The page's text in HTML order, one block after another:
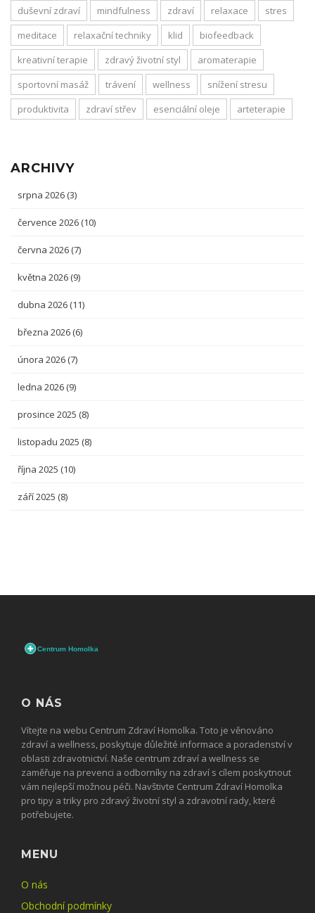
duševní zdraví mindfulness zdraví relaxace
stres
meditace
relaxační techniky klid
biofeedback
kreativní terapie
zdravý životní styl
aromaterapie
sportovní masáž
trávení wellness
snížení stresu
produktivita
zdraví střev esenciální oleje arteterapie
ARCHIVY
srpna 2026 (3)
července 2026 (10)
června 2026 (7)
května 2026 (9)
dubna 2026 (11)
března 2026 (6)
února 2026 (7)
ledna 2026 (9)
prosince 2025 (8)
listopadu 2025 (8)
října 2025 (10)
září 2025 (8)
O NÁS
Vítejte na webu Centrum Zdraví Homolka. Toto je věnováno
zdraví a wellness, poskytuje důležité informace a poradenství v
oblasti zdravotnictví. Naše centrum zdraví a wellness se
zaměřuje na prevenci a odborníky na zdraví s cílem poskytnout
vám nejlepší možnou péči. Navštivte Centrum Zdraví Homolka
pro tipy a triky pro zdravý životní styl a zdravotní rady, které
potřebujete.
MENU
O nás
Obchodní podmínky